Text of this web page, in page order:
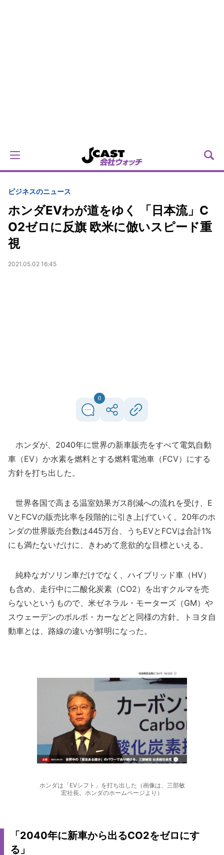
ビジネスのニュース
ホンダEVわが道をゆく 「日本流」C
O2ゼロに反旗 欧米に倣いスピード重
視
2021.05.02 16:45
0
ホンダが、2040年に世界の新車販売をすべて電気自動
車（EV）か水素を燃料とする燃料電池車（FCV）にする
方針を打ち出した。
世界各国で高まる温室効果ガス削減への流れを受け、E
VとFCVの販売比率を段階的に引き上げていく。20年のホ
ンダの世界販売台数は445万台、うちEVとFCVは合計1%
にも満たないだけに、きわめて意欲的な目標といえる。
純粋なガソリン車だけでなく、ハイブリッド車（HV）
も含め、走行中に二酸化炭素（CO2）を出すクルマを売
らないというもので、米ゼネラル・モーターズ（GM）や
スウェーデンのボルボ・カーなどと同様の方針。トヨタ自
動車とは、路線の違いが鮮明になった。
ホンダは「EVシフト」を打ち出した（画像は、三部敏
宏社長。ホンダのホームページより）
「2040年に新車から出るCO2をゼロにす
る」